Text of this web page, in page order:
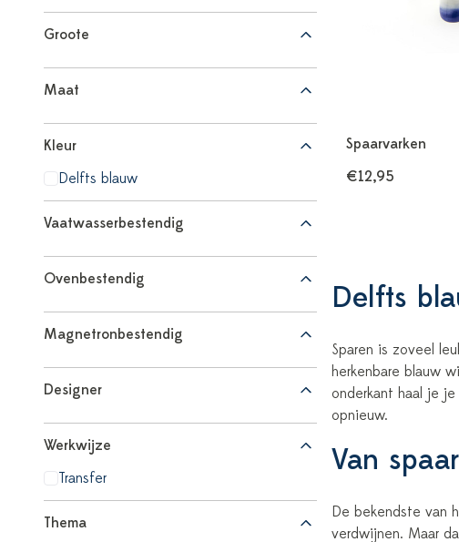
Groote
Maat
Kleur
Delfts blauw
Vaatwasserbestendig
Ovenbestendig
Magnetronbestendig
Designer
Werkwijze
Transfer
Thema
Spaarvarken
€12,95
Delfts
Sparen is zoveel
herkenbare blauw
onderkant haal je
opnieuw.
Van
De bekendste van
verdwijnen. Maar